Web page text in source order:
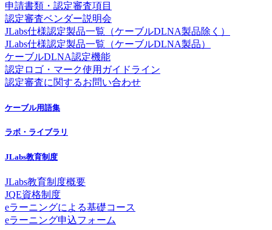
申請書類・認定審査項目
認定審査ベンダー説明会
JLabs仕様認定製品一覧（ケーブルDLNA製品除く）
JLabs仕様認定製品一覧（ケーブルDLNA製品）
ケーブルDLNA認定機能
認定ロゴ・マーク使用ガイドライン
認定審査に関するお問い合わせ
ケーブル用語集
ラボ・ライブラリ
JLabs教育制度
JLabs教育制度概要
JQE資格制度
eラーニングによる基礎コース
eラーニング申込フォーム